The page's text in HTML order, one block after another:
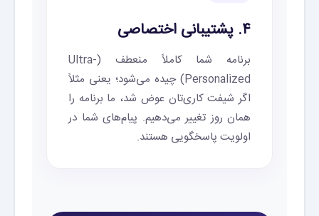
۴. پشتیبانی اختصاصی
برنامه شما کاملاً منعطف (Ultra-
Personalized) چیده می‌شود؛ یعنی مثلاً
اگر شیفت کاری‌تان عوض شد، ما برنامه را
همان روز تغییر می‌دهیم. پیام‌های شما در
اولویت پاسخگویی هستند.